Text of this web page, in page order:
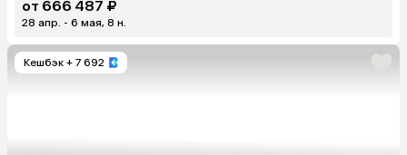
от 666 487 ₽
28 апр. - 6 мая, 8 н.
Кешбэк + 7 692